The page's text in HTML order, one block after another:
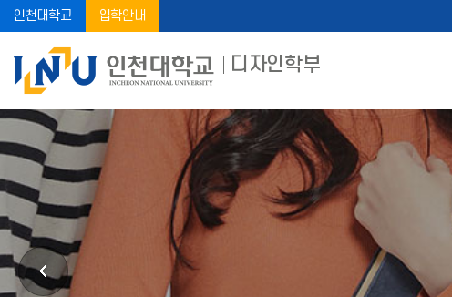
인천대학교 입학안내
디자인학부